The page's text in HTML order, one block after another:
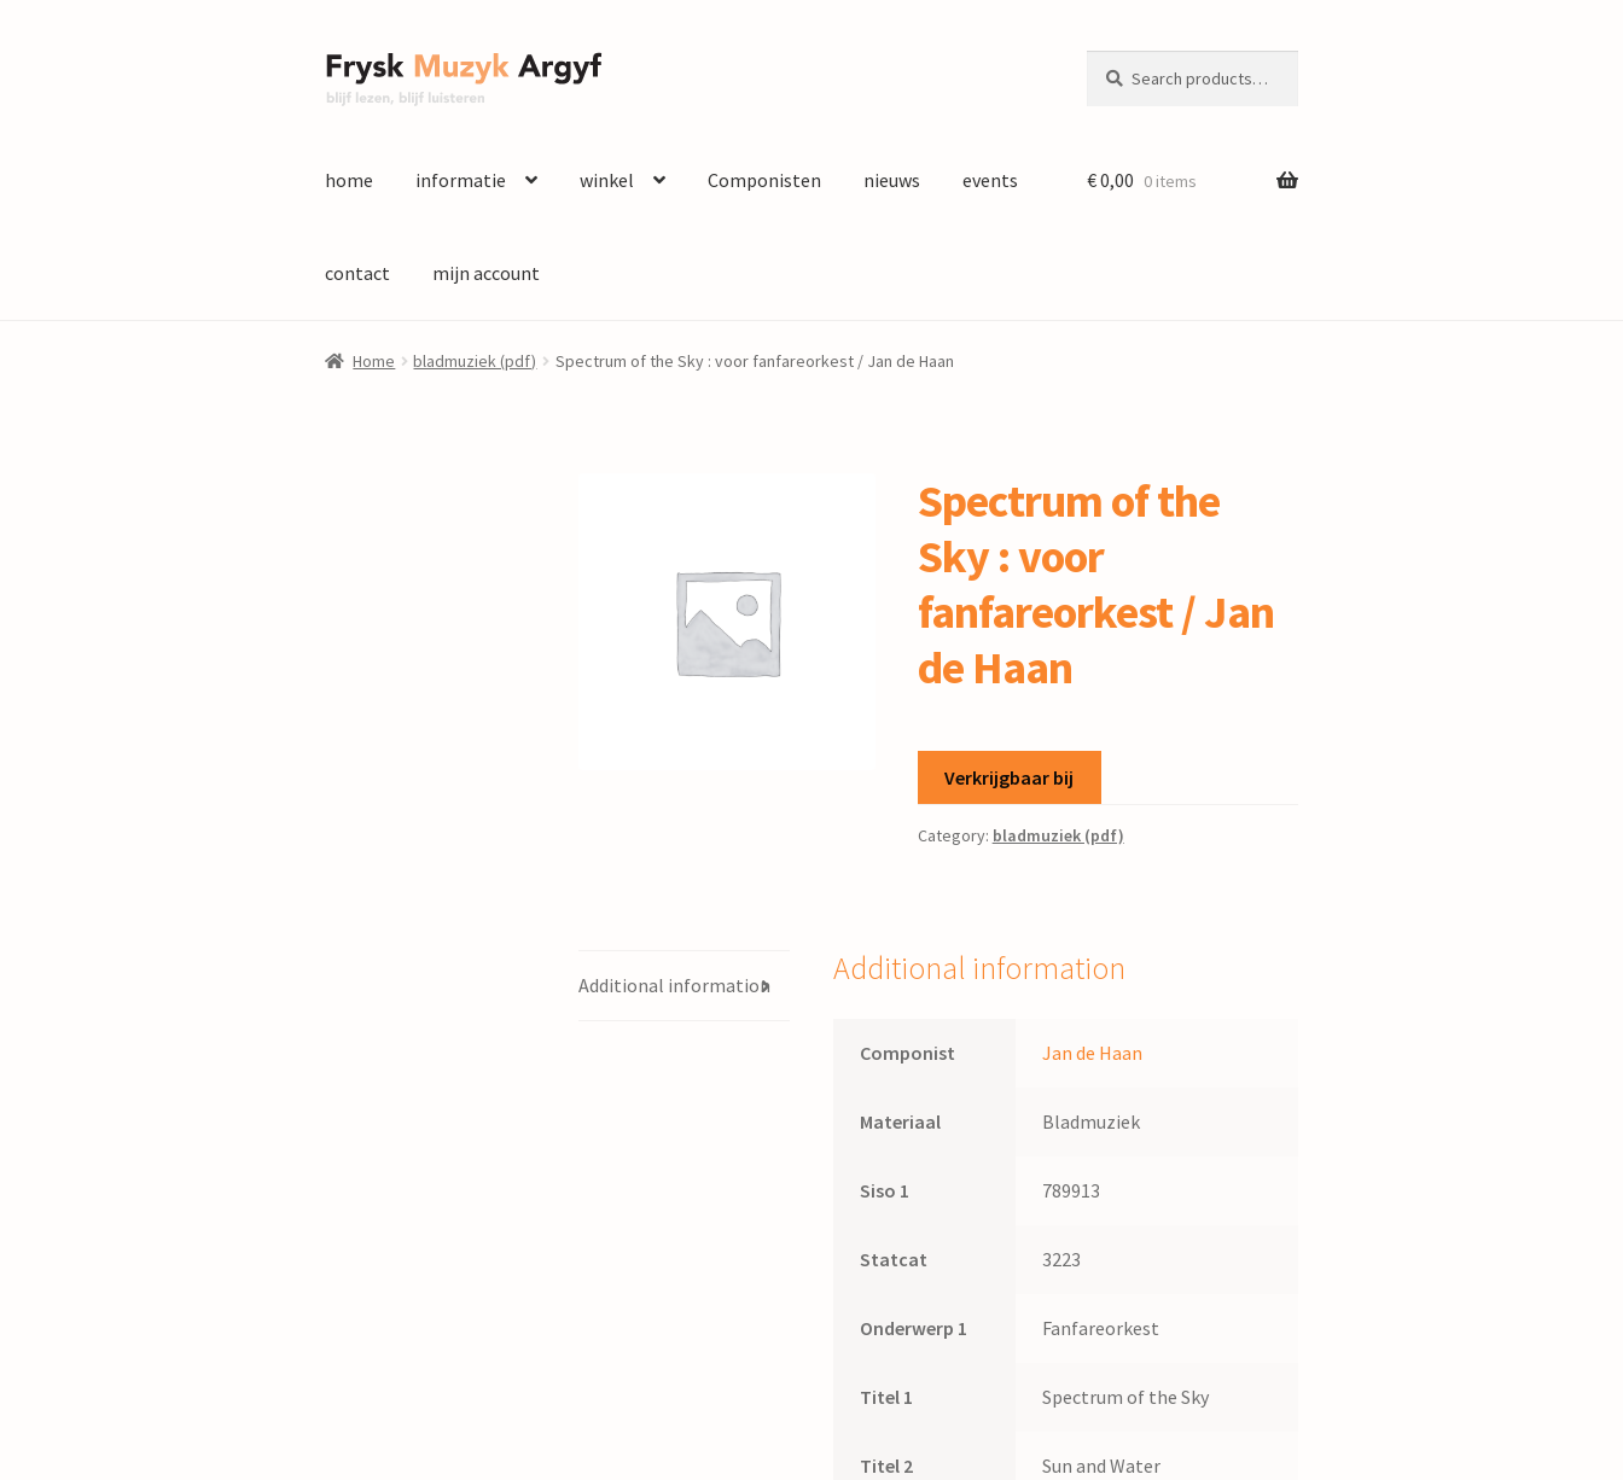
Ga
door
Ga
naar
for:
home informatie winkel Componisten nieuws events
contact mijn account
€0,00 0 items
Home bladmuziek (pdf) Spectrum of the Sky : voor fanfareorkest / Jan de Haan
Spectrum of the
Sky : voor
fanfareorkest / Jan
de Haan
Verkrijgbaar bij
Category: bladmuziek (pdf)
Additional information Additional information
Componist Jan de Haan
Materiaal Bladmuziek
Siso 1 789913
Statcat 3223
Onderwerp 1 Fanfareorkest
Titel 1 Spectrum of the Sky
Titel 2 Sun and Water